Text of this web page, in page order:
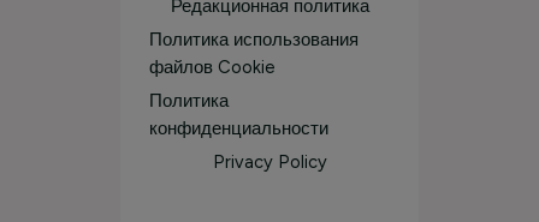
Редакционная политика
Политика использования
файлов Cookie
Политика
конфиденциальности
Privacy Policy